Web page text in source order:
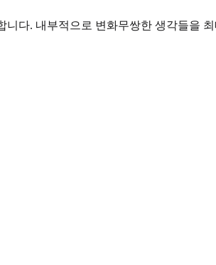
다. 내부적으로 변화무쌍한 생각들을 최